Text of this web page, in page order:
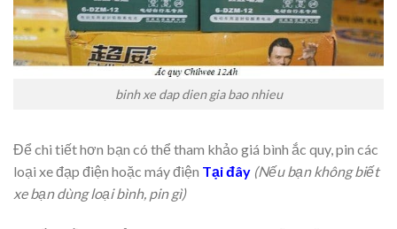
binh xe dap dien gia bao nhieu
Để chi tiết hơn bạn có thể tham khảo giá bình ắc quy, pin các
loại xe đạp điện hoặc máy điện Tại đây (Nếu bạn không biết
xe bạn dùng loại bình, pin gì)